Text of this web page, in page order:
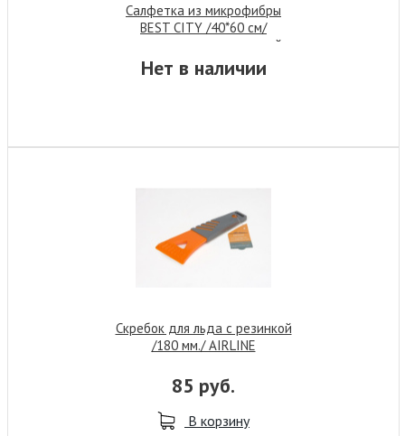
Салфетка из микрофибры
BEST CITY /40*60 см/
двусторонняя с окантовкой и
петелькой
Нет в наличии
Скребок для льда с резинкой
/180 мм./ AIRLINE
85 руб.
В корзину